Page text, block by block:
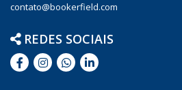
contato@bookerfield.com
REDES SOCIAIS